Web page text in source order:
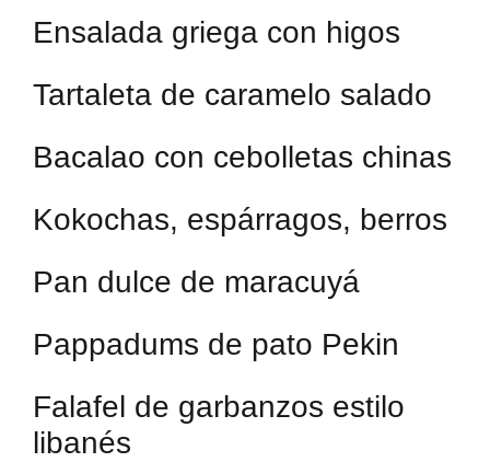
Ensalada griega con higos
Tartaleta de caramelo salado
Bacalao con cebolletas chinas
Kokochas, espárragos, berros
Pan dulce de maracuyá
Pappadums de pato Pekin
Falafel de garbanzos estilo
libanés